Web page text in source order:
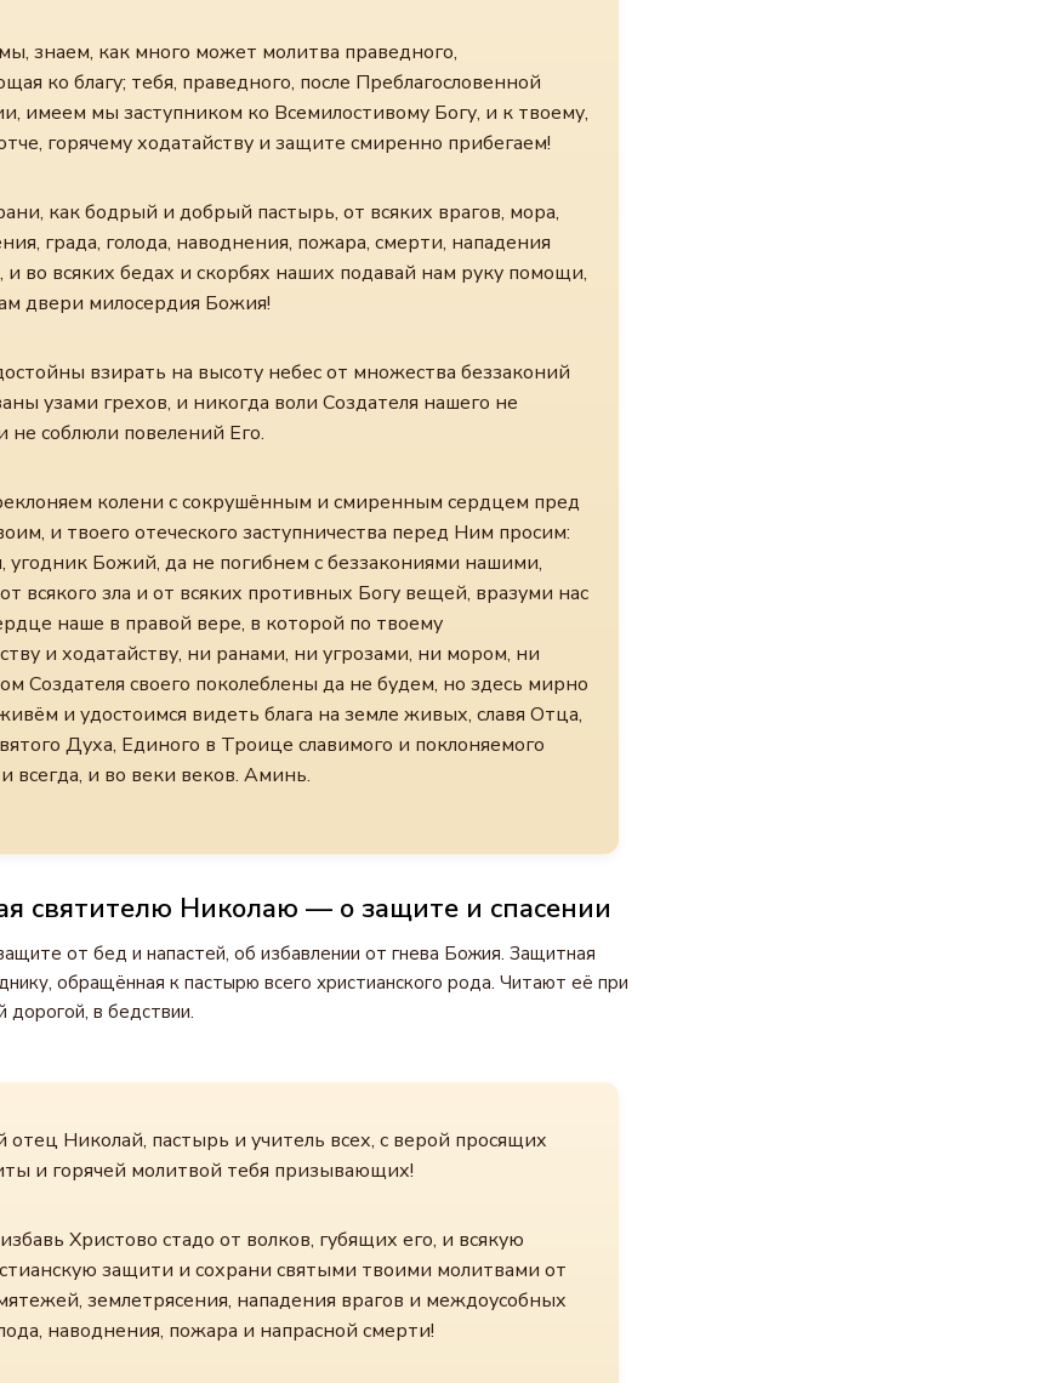
знаем, как много может молитва праведного,
ко благу; тебя, праведного, после Преблагословенной
имеем мы заступником ко Всемилостивому Богу, и к твоему,
горячему ходатайству и защите смиренно прибегаем!
как бодрый и добрый пастырь, от всяких врагов, мора,
града, голода, наводнения, пожара, смерти, нападения
и во всяких бедах и скорбях наших подавай нам руку помощи,
двери милосердия Божия!
взирать на высоту небес от множества беззаконий
узами грехов, и никогда воли Создателя нашего не
не соблюли повелений Его.
колени с сокрушённым и смиренным сердцем пред
и твоего отеческого заступничества перед Ним просим:
угодник Божий, да не погибнем с беззакониями нашими,
всякого зла и от всяких противных Богу вещей, вразуми нас
наше в правой вере, в которой по твоему
и ходатайству, ни ранами, ни угрозами, ни мором, ни
Создателя своего поколеблены да не будем, но здесь мирно
и удостоимся видеть блага на земле живых, славя Отца,
Духа, Единого в Троице славимого и поклоняемого
всегда, и во веки веков. Аминь.
святителю Николаю — о защите и спасении
от бед и напастей, об избавлении от гнева Божия. Защитная
обращённая к пастырю всего христианского рода. Читают её при
дорогой, в бедствии.
отец Николай, пастырь и учитель всех, с верой просящих
и горячей молитвой тебя призывающих!
Христово стадо от волков, губящих его, и всякую
защити и сохрани святыми твоими молитвами от
землетрясения, нападения врагов и междоусобных
наводнения, пожара и напрасной смерти!